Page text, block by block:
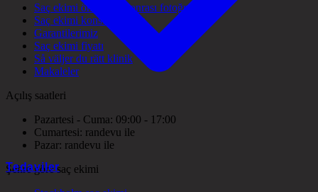
Tedaviler
Saç ekimi öncesi ve sonrası fotoğrafları
Saç ekimi konsültasyonu
Garantilerimiz
Saç ekimi fiyatı
Så väljer du rätt klinik
Makaleler
Açılış saatleri
Pazartesi - Cuma: 09:00 - 17:00
Cumartesi: randevu ile
Pazar: randevu ile
Şehre göre saç ekimi